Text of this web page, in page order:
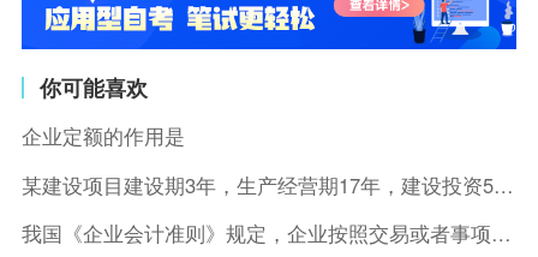
你可能喜欢
企业定额的作用是
某建设项目建设期3年，生产经营期17年，建设投资5500万元
我国《企业会计准则》规定，企业按照交易或者事项的经济特征确定